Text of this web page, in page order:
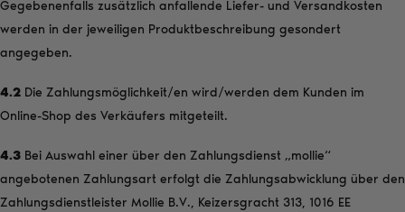
Gegebenenfalls zusätzlich anfallende Liefer- und Versandkosten
werden in der jeweiligen Produktbeschreibung gesondert
angegeben.
4.2 Die Zahlungsmöglichkeit/en wird/werden dem Kunden im
Online-Shop des Verkäufers mitgeteilt.
4.3 Bei Auswahl einer über den Zahlungsdienst „mollie“
angebotenen Zahlungsart erfolgt die Zahlungsabwicklung über den
Zahlungsdienstleister Mollie B.V., Keizersgracht 313, 1016 EE